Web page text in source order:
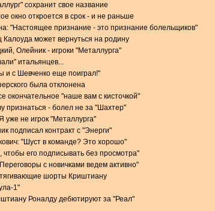
сохранит свое название
окно откроется в срок - и не раньше
"Настоящее признание - это признание болельщиков"
Калоуда может вернуться на родину
Олейник - игроки "Металлурга"
итальянцев...
и с Шевченко еще поиграл!"
была отклонена
окончательное "наше вам с кисточкой"
признаться - болел не за "Шахтер"
уже не игрок "Металлурга"
подписал контракт с "Энерги"
"Шуст в команде? Это хорошо"
чтобы его подписывать без просмотра"
с новичками ведем активно"
шорты Криштиану
1"
Роналду дебютируют за "Реал"